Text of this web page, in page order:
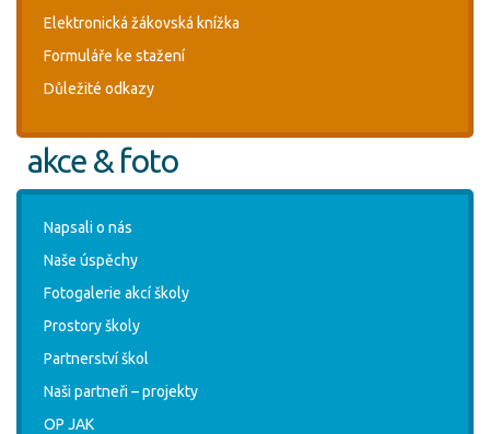
Elektronická žákovská knížka
Formuláře ke stažení
Důležité odkazy
akce & foto
Napsali o nás
Naše úspěchy
Fotogalerie akcí školy
Prostory školy
Partnerství škol
Naši partneři – projekty
OP JAK